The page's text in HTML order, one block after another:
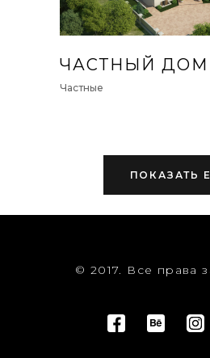
ЧАСТНЫЙ ДОМ
Частные
ПОКАЗАТЬ
© 2017. Все права